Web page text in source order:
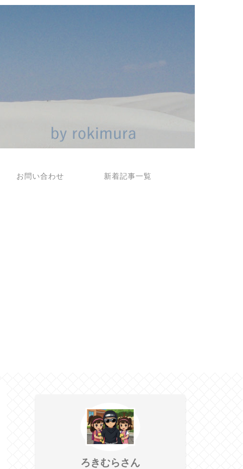
お問い合わせ 新着記事一覧
ろきむらさん